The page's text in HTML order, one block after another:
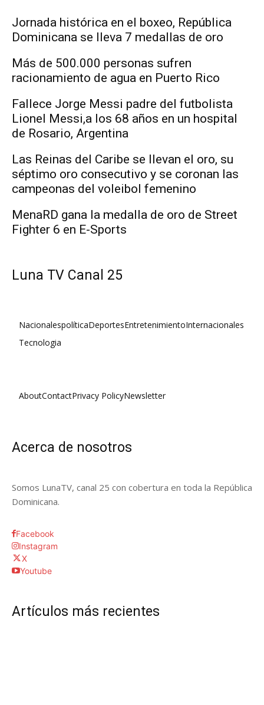
Jornada histórica en el boxeo, República
Dominicana se lleva 7 medallas de oro
Más de 500.000 personas sufren
racionamiento de agua en Puerto Rico
Fallece Jorge Messi padre del futbolista
Lionel Messi,a los 68 años en un hospital
de Rosario, Argentina
Las Reinas del Caribe se llevan el oro, su
séptimo oro consecutivo y se coronan las
campeonas del voleibol femenino
MenaRD gana la medalla de oro de Street
Fighter 6 en E-Sports
Luna TV Canal 25
NacionalespolíticaDeportesEntretenimientoInternacionales
Tecnologia
AboutContactPrivacy PolicyNewsletter
Acerca de nosotros
Somos LunaTV, canal 25 con cobertura en toda la República
Dominicana.
Facebook
Instagram
X
Youtube
Artículos más recientes